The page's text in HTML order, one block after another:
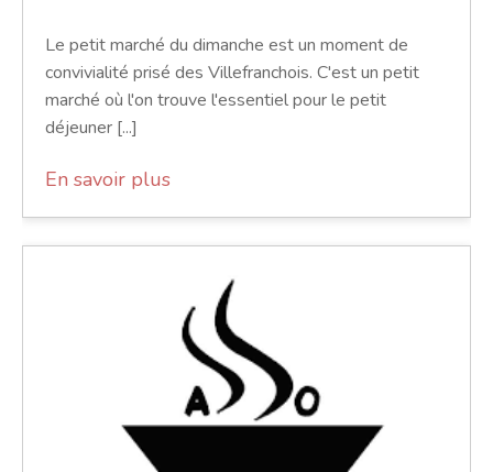
Le petit marché du dimanche est un moment de
convivialité prisé des Villefranchois. C'est un petit
marché où l'on trouve l'essentiel pour le petit
déjeuner [...]
En savoir plus